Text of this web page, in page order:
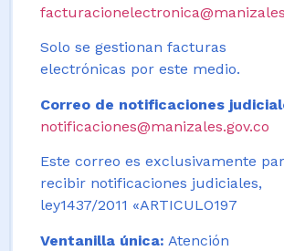
Solo se gestionan facturas
electrónicas por este medio.
Correo de notificaciones
notificaciones@manizales.gov.co
Este correo es exclusivamente
recibir notificaciones judiciales,
ley1437/2011 «ARTICULO197
Ventanilla única: Atención